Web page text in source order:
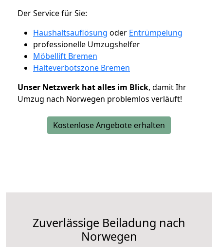
Der Service für Sie:
Haushaltsauflösung oder Entrümpelung
professionelle Umzugshelfer
Möbellift Bremen
Halteverbotszone Bremen
Unser Netzwerk hat alles im Blick, damit Ihr
Umzug nach Norwegen problemlos verläuft!
Kostenlose Angebote erhalten
Zuverlässige Beiladung nach
Norwegen